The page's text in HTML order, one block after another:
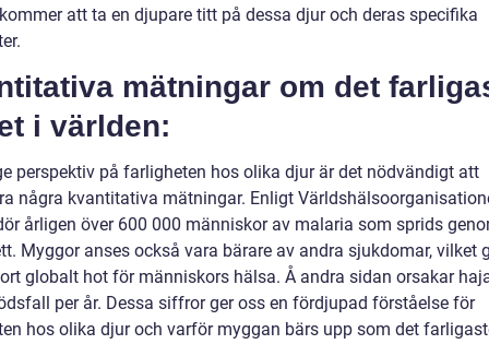
att ta en djupare titt på dessa djur och deras specifika
mätningar om det
i världen:
perspektiv på farligheten hos olika djur är det nödvändigt att
några kvantitativa mätningar. Enligt
årligen över 600 000 människor av malaria som sprids
Myggor anses också vara bärare av andra sjukdomar, vilket
globalt hot för människors hälsa. Å andra sidan orsakar
per år. Dessa siffror ger oss en fördjupad förståelse för
hos olika djur och varför myggan bärs upp som det